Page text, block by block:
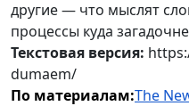
другие — что мыслят
процессы куда
Текстовая версия:
dumaem/
По материалам:The